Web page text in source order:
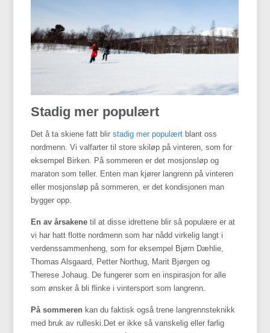
Stadig mer populært
Det å ta skiene fatt blirstadig mer populært blant oss
nordmenn. Vi valfarter til store skiløp på vinteren, som for
eksempel Birken. På sommeren er det mosjonsløp og
maraton som teller. Enten man kjører langrenn på vinteren
eller mosjonsløp på sommeren, er det kondisjonen man
bygger opp.
En av årsakene til at disse idrettene blir så populære er at
vi har hatt flotte nordmenn som har nådd virkelig langt i
verdenssammenheng, som for eksempel Bjørn Dæhlie,
Thomas Alsgaard, Petter Northug, Marit Bjørgen og
Therese Johaug. De fungerer som en inspirasjon for alle
som ønsker å bli flinke i vintersport som langrenn.
På sommeren kan du faktisk også trene langrennsteknikk
med bruk av rulleski.Det er ikke så vanskelig eller farlig